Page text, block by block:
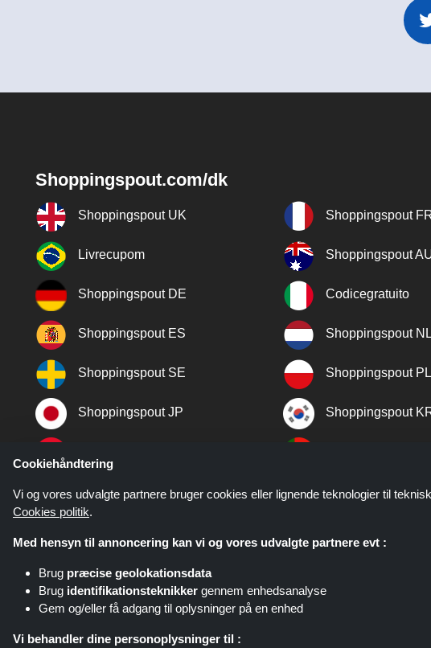
Shoppingspout.com/dk
Shoppingspout UK Shoppingspout
Livrecupom Shoppingspout
Shoppingspout DE Codicegratuito
Shoppingspout ES Shoppingspout NL
Shoppingspout SE Shoppingspout PL
Shoppingspout JP Shoppingspout
Shoppingspout NO
Shoppingspout.com/dk eller dets personale
Cookiehåndtering
Vi og vores udvalgte partnere bruger cookies eller lignende teknologier til
Cookies politik.
Med hensyn til annoncering kan vi og vores udvalgte partnere evt :
Brug præcise geolokationsdata
Brug identifikationsteknikker gennem enhedsanalyse
Gem og/eller få adgang til oplysninger på en enhed
Vi behandler dine personoplysninger til :